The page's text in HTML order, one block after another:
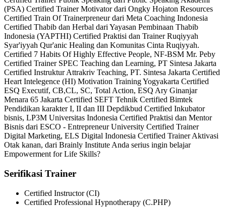
(PSA) Certified Trainer Motivator dari Ongky Hojaton Resources
Certified Train Of Trainerpreneur dari Meta Coaching Indonesia
Certified Thabib dan Herbal dari Yayasan Pembinaan Thabib
Indonesia (YAPTHI) Certified Praktisi dan Trainer Ruqiyyah
Syar'iyyah Qur'anic Healing dan Komunitas Cinta Ruqiyyah.
Certified 7 Habits Of Highly Effective People, NF-BSM Mr. Peby
Certified Trainer SPEC Teaching dan Learning, PT Sintesa Jakarta
Certified Instruktur Attrakriv Teaching, PT. Sintesa Jakarta Certified
Heart Intelegence (HI) Motivation Training Yogyakarta Certified
ESQ Executif, CB,CL, SC, Total Action, ESQ Ary Ginanjar
Menara 65 Jakarta Certified SEFT Tehnik Certified Bimtek
Pendidikan karakter I, II dan III Depdikbud Certified Inkubator
bisnis, LP3M Universitas Indonesia Certified Praktisi dan Mentor
Bisnis dari ESCO - Entrepreneur University Certified Trainer
Digital Marketing, ELS Digital Indonesia Certified Trainer Aktivasi
Otak kanan, dari Brainly Institute Anda serius ingin belajar
Empowerment for Life Skills?
Serifikasi Trainer
Certified Instructor (CI)
Certified Professional Hypnotherapy (C.PHP)